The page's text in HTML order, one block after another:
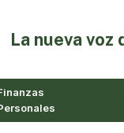
⁠La nueva